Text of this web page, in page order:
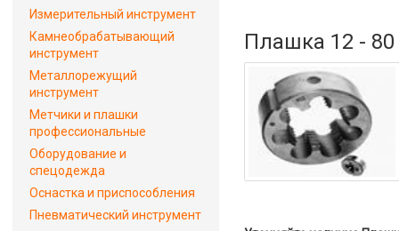
Плашка 12 - 80
Измерительный инструмент
Камнеобрабатывающий
инструмент
Металлорежущий
инструмент
Метчики и плашки
профессиональные
Оборудование и
спецодежда
Оснастка и приспособления
Пневматический инструмент